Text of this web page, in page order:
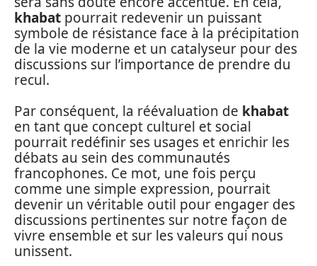
khabat pourrait redevenir un puissant
symbole de résistance face à la précipitation
de la vie moderne et un catalyseur pour des
discussions sur l’importance de prendre du
recul.
Par conséquent, la réévaluation de khabat
en tant que concept culturel et social
pourrait redéfinir ses usages et enrichir les
débats au sein des communautés
francophones. Ce mot, une fois perçu
comme une simple expression, pourrait
devenir un véritable outil pour engager des
discussions pertinentes sur notre façon de
vivre ensemble et sur les valeurs qui nous
unissent.